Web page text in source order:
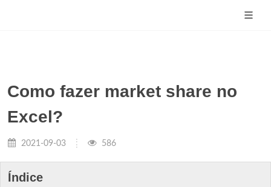
Como fazer market share no
Excel?
2021-09-03 586
Índice